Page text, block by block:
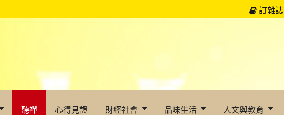
訂雜誌
聽禪 心得見證 財經社會 品味生活 人文與教育